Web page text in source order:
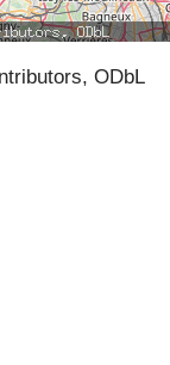
ODbL